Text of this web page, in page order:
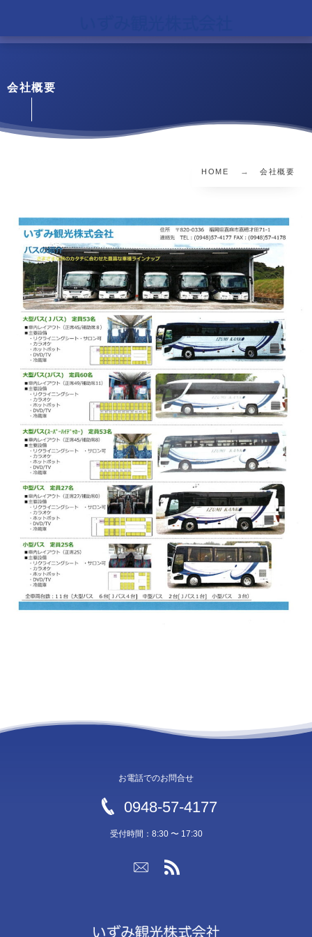
会社概要
HOME 会社概要
お電話でのお問合せ
0948-57-4177
受付時間：8:30 〜 17:30